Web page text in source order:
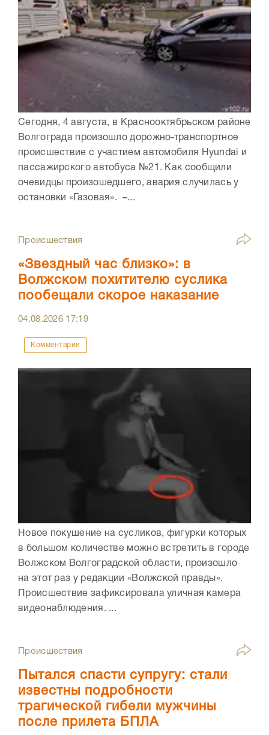
Сегодня, 4 августа, в Краснооктябрьском районе
Волгограда произошло дорожно-транспортное
происшествие с участием автомобиля Hyundai и
пассажирского автобуса №21. Как сообщили
очевидцы произошедшего, авария случилась у
остановки «Газовая». –...
Происшествия
«Звездный час близко»: в
Волжском похитителю суслика
пообещали скорое наказание
04.08.2026 17:19
Комментарии
Новое покушение на сусликов, фигурки которых
в большом количестве можно встретить в городе
Волжском Волгоградской области, произошло
на этот раз у редакции «Волжской правды».
Происшествие зафиксировала уличная камера
видеонаблюдения. ...
Происшествия
Пытался спасти супругу: стали
известны подробности
трагической гибели мужчины
после прилета БПЛА